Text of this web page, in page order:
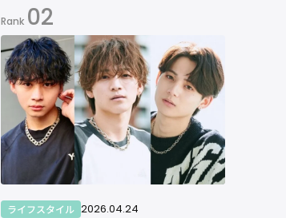
Rank 02
ライフスタイル 2026.04.24